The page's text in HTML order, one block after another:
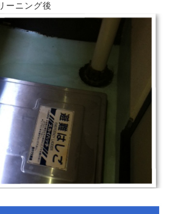
ーニング後